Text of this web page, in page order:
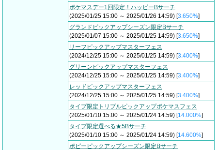
ポケマスデー1回限定！ハッピーBサーチ
(2025/01/25 15:00 ～ 2025/01/26 14:59) [3.650%]
グランドピックアップシーズン限定Bサーチ
(2025/01/07 15:00 ～ 2025/01/25 14:59) [3.650%]
リーフピックアップマスターフェス
(2024/12/25 15:00 ～ 2025/01/25 14:59) [3.400%]
グリーンピックアップマスターフェス
(2024/12/25 15:00 ～ 2025/01/25 14:59) [3.400%]
レッドピックアップマスターフェス
(2024/12/25 15:00 ～ 2025/01/25 14:59) [3.400%]
タイプ限定トリプルピックアップポケマスフェス
(2025/01/10 15:00 ～ 2025/01/24 14:59) [14.000%]
タイプ限定選べる★5Bサーチ
(2025/01/10 15:00 ～ 2025/01/24 14:59) [14.600%]
ポピーピックアップシーズン限定Bサーチ